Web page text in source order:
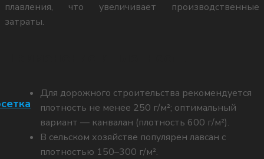
8 (909) 430-52-22
ygdonstroy@mail.ru
плавления, что увеличивает производственные
затраты.
Для дорожного строительства рекомендуется
плотность не менее 250 г/м²; оптимальный
вариант — канвалан (плотность 600 г/м²).
В сельском хозяйстве популярен лавсан с
плотностью 150–300 г/м².